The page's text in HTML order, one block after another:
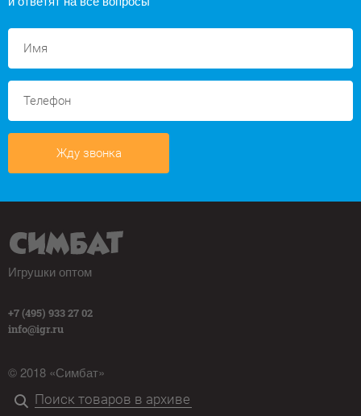
Жду звонка
Игрушки оптом
+7 (495) 933 27 02
info@igr.ru
© 2018 «Симбат»